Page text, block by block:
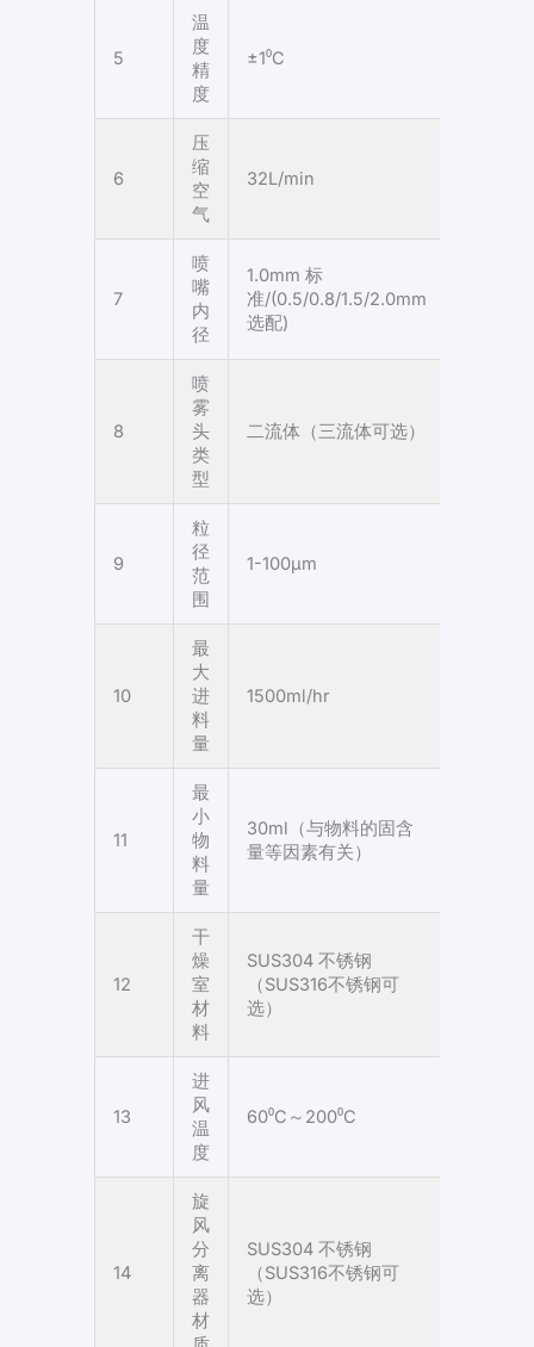
5
温
度
精
度
±1⁰C
6
压
缩
空
气
32L/min
7
喷
嘴
内
径
1.0mm 标
准/(0.5/0.8/1.5/2.0mm
选配)
8
喷
雾
头
类
型
二流体（三流体可选）
9
粒
径
范
围
1-100µm
10
最
大
进
料
量
1500ml/hr
11
最
小
物
料
量
30ml（与物料的固含
量等因素有关）
12
干
燥
室
材
料
SUS304 不锈钢
（SUS316不锈钢可
选）
13
进
风
温
度
60⁰C～200⁰C
14
旋
风
分
离
器
材
SUS304 不锈钢
（SUS316不锈钢可
选）